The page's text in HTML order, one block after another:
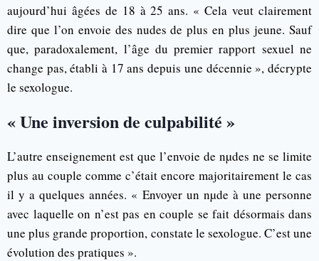
aujourd’hui âgées de 18 à 25 ans. « Cela veut clairement
dire que l’on envoie des nudes de plus en plus jeune. Sauf
que, paradoxalement, l’âge du premier rapport sexuel ne
change pas, établi à 17 ans depuis une décennie », décrypte
le sexologue.
« Une inversion de culpabilité »
L’autre enseignement est que l’envoie de nµdes ne se limite
plus au couple comme c’était encore majoritairement le cas
il y a quelques années. « Envoyer un nµde à une personne
avec laquelle on n’est pas en couple se fait désormais dans
une plus grande proportion, constate le sexologue. C’est une
évolution des pratiques ».